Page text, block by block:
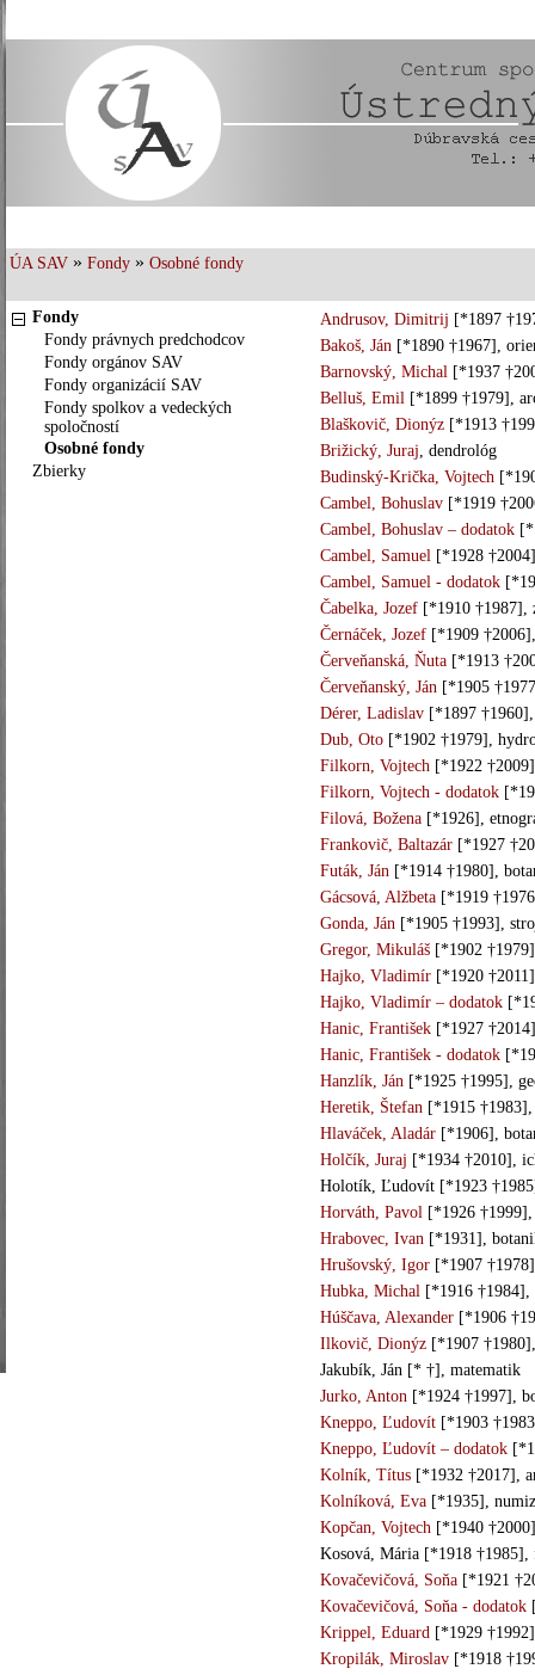
ÚA SAV » Fondy » Osobné fondy
Fondy
Fondy právnych predchodcov
Fondy orgánov SAV
Fondy organizácií SAV
Fondy spolkov a vedeckých
spoločností
Osobné fondy
Zbierky
Andrusov, Dimitrij [*1897
Bakoš, Ján [*1890 †1967],
Barnovský, Michal [*1937
Belluš, Emil [*1899 †1979],
Blaškovič, Dionýz [*1913
Brižický, Juraj, dendrológ
Budinský-Krička, Vojtech
Cambel, Bohuslav [*1919
Cambel, Bohuslav – dodatok
Cambel, Samuel [*1928
Cambel, Samuel - dodatok
Čabelka, Jozef [*1910 †1987],
Černáček, Jozef [*1909
Červeňanská, Ňuta [*1913
Červeňanský, Ján [*1905
Dérer, Ladislav [*1897
Dub, Oto [*1902 †1979],
Filkorn, Vojtech [*1922
Filkorn, Vojtech - dodatok
Filová, Božena [*1926],
Frankovič, Baltazár [*1927
Futák, Ján [*1914 †1980],
Gácsová, Alžbeta [*1919
Gonda, Ján [*1905 †1993],
Gregor, Mikuláš [*1902
Hajko, Vladimír [*1920
Hajko, Vladimír – dodatok
Hanic, František [*1927
Hanic, František - dodatok
Hanzlík, Ján [*1925 †1995],
Heretik, Štefan [*1915
Hlaváček, Aladár [*1906],
Holčík, Juraj [*1934 †2010],
Holotík, Ľudovít [*1923
Horváth, Pavol [*1926
Hrabovec, Ivan [*1931],
Hrušovský, Igor [*1907
Hubka, Michal [*1916
Húščava, Alexander [*1906
Ilkovič, Dionýz [*1907
Jakubík, Ján [* †], matematik
Jurko, Anton [*1924 †1997],
Kneppo, Ľudovít [*1903
Kneppo, Ľudovít – dodatok
Kolník, Títus [*1932 †2017],
Kolníková, Eva [*1935],
Kopčan, Vojtech [*1940
Kosová, Mária [*1918
Kovačevičová, Soňa [*1921
Kovačevičová, Soňa - dodatok
Krippel, Eduard [*1929
Kropilák, Miroslav [*1918